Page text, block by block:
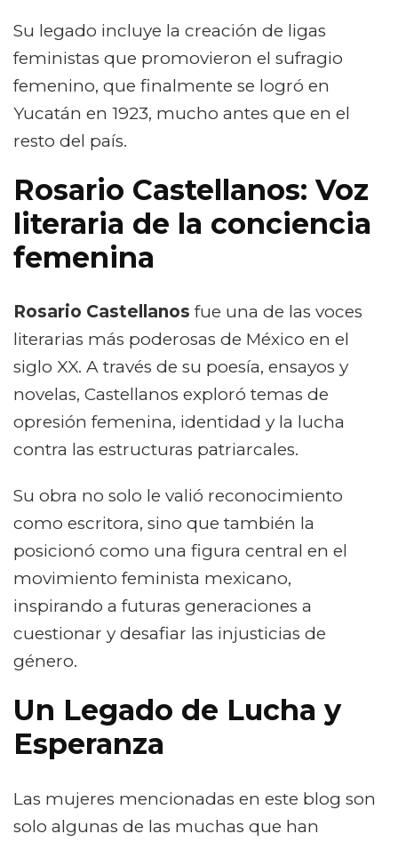
Su legado incluye la creación de ligas
feministas que promovieron el sufragio
femenino, que finalmente se logró en
Yucatán en 1923, mucho antes que en el
resto del país.
Rosario Castellanos: Voz
literaria de la conciencia
femenina
Rosario Castellanos fue una de las voces
literarias más poderosas de México en el
siglo XX. A través de su poesía, ensayos y
novelas, Castellanos exploró temas de
opresión femenina, identidad y la lucha
contra las estructuras patriarcales.
Su obra no solo le valió reconocimiento
como escritora, sino que también la
posicionó como una figura central en el
movimiento feminista mexicano,
inspirando a futuras generaciones a
cuestionar y desafiar las injusticias de
género.
Un Legado de Lucha y
Esperanza
Las mujeres mencionadas en este blog son
solo algunas de las muchas que han